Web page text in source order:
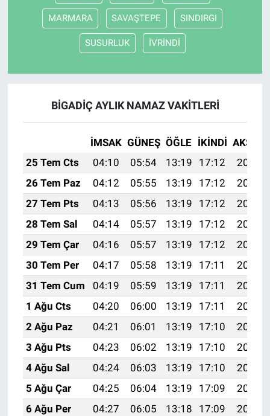
MARMARA SAVAŞTEPE SINDIRGI
SUSURLUK İVRİNDİ
BİGADİÇ AYLIK NAMAZ VAKITLERI
İMSAK GÜNEŞ ÖĞLE İKINDI AKŞAM
25 Tem Cts
04:10 05:54 13:19 17:12
20:34
26 Tem Paz
04:12 05:55 13:19 17:12
20:33
27 Tem Pts
04:13 05:56 13:19 17:12
20:33
28 Tem Sal
04:14 05:57 13:19 17:12
20:32
29 Tem Çar
04:16 05:57 13:19 17:12
20:31
30 Tem Per
04:17 05:58 13:19 17:11
20:30
31 Tem Cum
04:19 05:59 13:19 17:11
20:29
1 Ağu Cts
04:20 06:00 13:19 17:11
20:28
2 Ağu Paz
04:21 06:01 13:19 17:10
20:27
3 Ağu Pts
04:23 06:02 13:19 17:10
20:26
4 Ağu Sal
04:24 06:03 13:19 17:10
20:25
5 Ağu Çar
04:25 06:04 13:19 17:09
20:23
6 Ağu Per
04:27 06:05 13:18 17:09
20:22